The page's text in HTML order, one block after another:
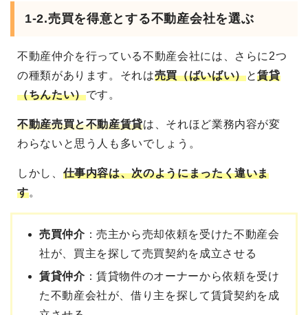
1-2.売買を得意とする不動産会社を選ぶ
不動産仲介を行っている不動産会社には、さらに2つ
の種類があります。それは売買（ばいばい）と賃貸
（ちんたい）です。
不動産売買と不動産賃貸は、それほど業務内容が変
わらないと思う人も多いでしょう。
しかし、 仕事内容は、次のようにまったく違いま
す。
売買仲介：売主から売却依頼を受けた不動産会
社が、買主を探して売買契約を成立させる
賃貸仲介：賃貸物件のオーナーから依頼を受け
た不動産会社が、借り主を探して賃貸契約を成